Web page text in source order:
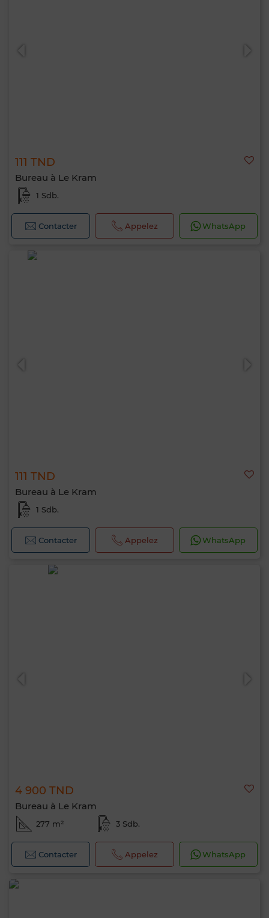
111 TND
Bureau à Le Kram
1 Sdb.
Contacter Appelez WhatsApp
111 TND
Bureau à Le Kram
1 Sdb.
Contacter Appelez WhatsApp
4 900 TND
Bureau à Le Kram
277 m² 3 Sdb.
Contacter Appelez WhatsApp